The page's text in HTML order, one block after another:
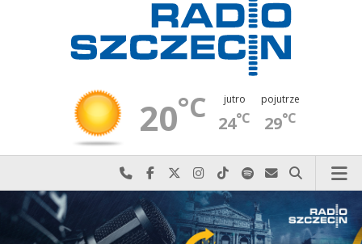
20°C jutro
24°C
pojutrze
29°C
Najlepiej po prostu do nas zadzwoń
Odwiedź nas na Facebook-u
Odwiedź nas na X
Odwiedź nas na Instagram-ie
Odwiedź nas na TikTok-u
Szukaj nas na Spotify
Wyślij do nas
Szukaj